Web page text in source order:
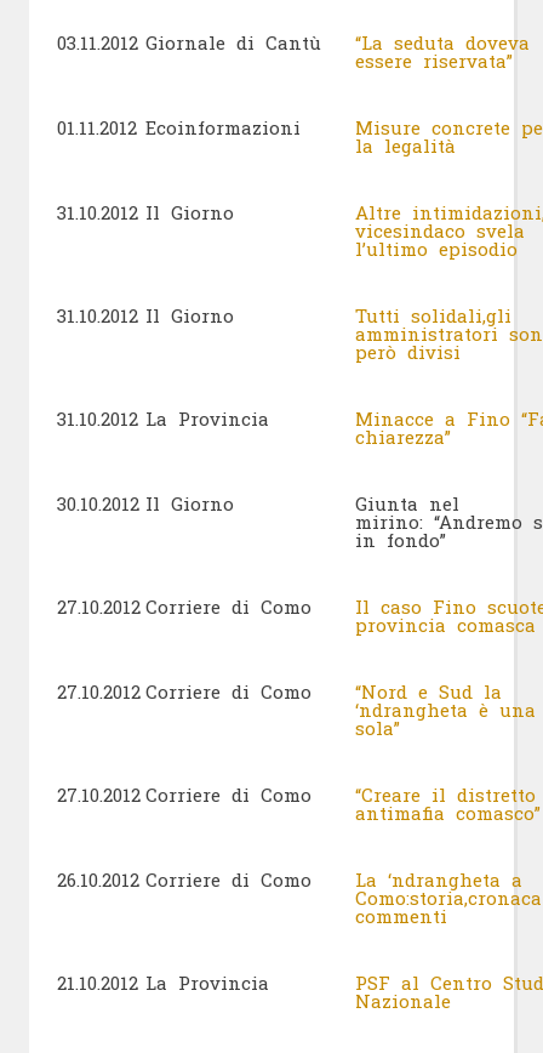
03.11.2012 Giornale di Cantù “La seduta doveva
essere riservata”
01.11.2012 Ecoinformazioni Misure concrete
la legalità
31.10.2012 Il Giorno Altre
vicesindaco svela
l’ultimo episodio
31.10.2012 Il Giorno Tutti solidali,gli
amministratori
però divisi
31.10.2012 La Provincia Minacce a Fino
chiarezza”
30.10.2012 Il Giorno Giunta nel
mirino: “Andremo
in fondo”
27.10.2012 Corriere di Como Il caso Fino
provincia
27.10.2012 Corriere di Como “Nord e Sud la
‘ndrangheta è una
sola”
27.10.2012 Corriere di Como “Creare il distretto
antimafia comasco”
26.10.2012 Corriere di Como La ‘ndrangheta a
commenti
21.10.2012 La Provincia PSF al Centro
Nazionale